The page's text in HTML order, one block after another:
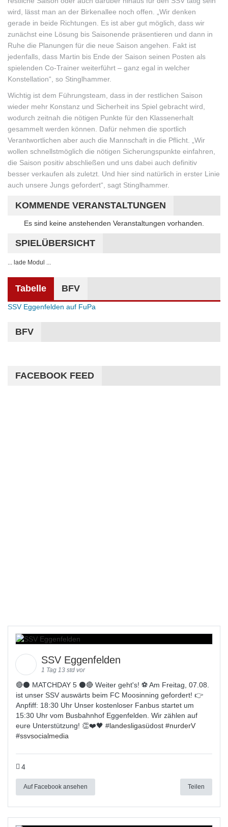
wird, lässt man an der Birkenallee noch offen. „Wir denken
gerade in beide Richtungen. Es ist aber gut möglich, dass wir
zunächst eine Lösung bis Saisonende präsentieren und dann in
Ruhe die Planungen für die neue Saison angehen. Fakt ist
jedenfalls, dass Martin bis Ende der Saison seinen Posten als
spielenden Co-Trainer weiterführt – ganz egal in welcher
Konstellation“, so Stinglhammer.
Wichtig ist dem Führungsteam, dass in der restlichen Saison
wieder mehr Konstanz und Sicherheit ins Spiel gebracht wird,
wodurch zeitnah die nötigen Punkte für den Klassenerhalt
gesammelt werden können. Dafür nehmen die sportlich
Verantwortlichen aber auch die Mannschaft in die Pflicht. „Wir
wollen schnellstmöglich die nötigen Sicherungspunkte einfahren,
die Saison positiv abschließen und uns dabei auch definitiv
besser verkaufen als zuletzt. Und hier sind natürlich in erster Linie
auch unsere Jungs gefordert“, sagt Stinglhammer.
KOMMENDE VERANSTALTUNGEN
Hinweis
Es sind keine anstehenden Veranstaltungen vorhanden.
SPIELÜBERSICHT
... lade Modul ...
Tabelle BFV
SSV Eggenfelden auf FuPa
BFV
FACEBOOK FEED
SSV Eggenfelden
1 Tag 13 std vor
🔴⚫️ MATCHDAY 5 ⚫️🔴 Weiter geht's! ⚽ Am Freitag, 07.08.
ist unser SSV auswärts beim FC Moosinning gefordert! 👉
Anpfiff: 18:30 Uhr Unser kostenloser Fanbus startet um
15:30 Uhr vom Busbahnhof Eggenfelden. Wir zählen auf
eure Unterstützung! 👏❤️🖤 #landesligasüdost #nurderV
#ssvsocialmedia
4
Auf Facebook ansehen Teilen